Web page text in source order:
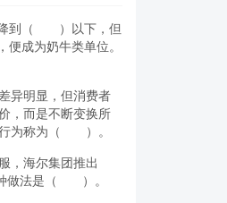
降到（ ）以下，但
成为奶牛类单位。
异明显，但消费者
，而是不断变换所
行为称为（ ）。
，海尔集团推出
种做法是（ ）。